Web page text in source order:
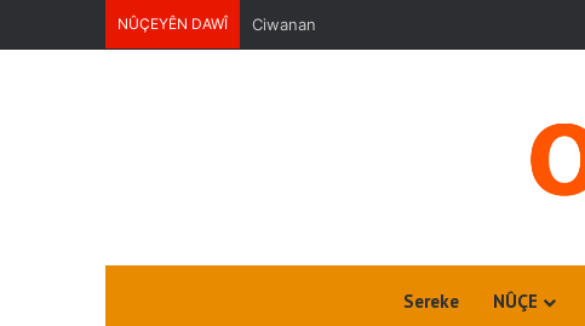
NÛÇEYÊN DAWÎ Ciwanan
Sereke NÛÇE